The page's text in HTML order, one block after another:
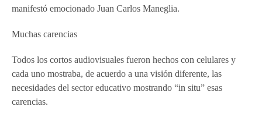
manifestó emocionado Juan Carlos Maneglia.
Muchas carencias
Todos los cortos audiovisuales fueron hechos con celulares y
cada uno mostraba, de acuerdo a una visión diferente, las
necesidades del sector educativo mostrando “in situ” esas
carencias.